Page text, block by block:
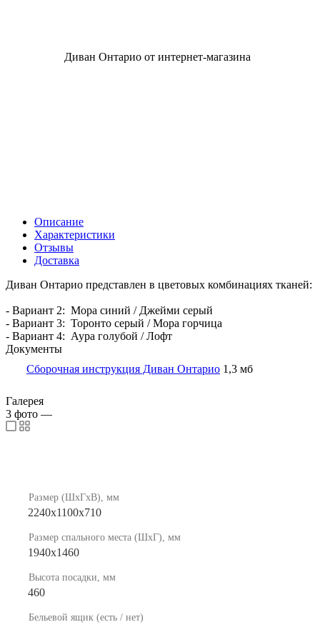
Описание
Характеристики
Отзывы
Доставка
Диван Онтарио представлен в цветовых комбинациях тканей:
- Вариант 2: Мора синий / Джейми серый
- Вариант 3: Торонто серый / Мора горчица
- Вариант 4: Аура голубой / Лофт
Документы
Сборочная инструкция Диван Онтарио 1,3 мб
Галерея
3 фото —
Размер (ШхГхВ), мм
2240х1100х710
Размер спального места (ШхГ), мм
1940х1460
Высота посадки, мм
460
Бельевой ящик (есть / нет)